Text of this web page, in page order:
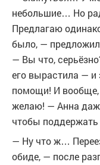
небольшие… Но
Предлагаю
было, —
— Вы что,
его вырастила — и
помощи! И вообще,
желаю! — Анна
чтобы поддержать
— Ну что ж…
обиде, — после